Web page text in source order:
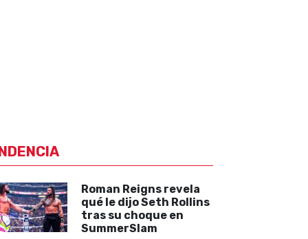
Roman Reigns revela
qué le dijo Seth Rollins
tras su choque en
SummerSlam